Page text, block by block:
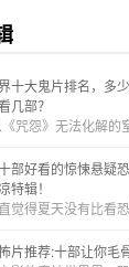
十大鬼片排名，多
几部？
咒怨》无法化解的
部好看的惊悚悬疑
特辑！
觉得夏天没有比看
片推荐:十部让你毛